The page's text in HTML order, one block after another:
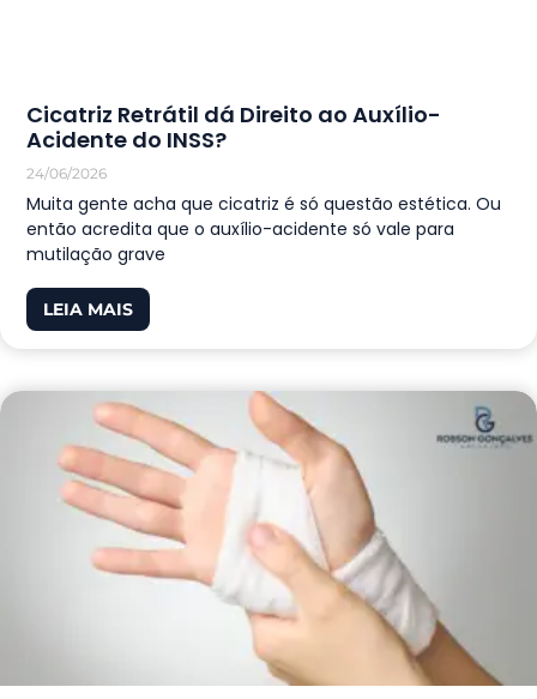
Cicatriz Retrátil dá Direito ao Auxílio-
Acidente do INSS?
24/06/2026
Muita gente acha que cicatriz é só questão estética. Ou
então acredita que o auxílio-acidente só vale para
mutilação grave
LEIA MAIS